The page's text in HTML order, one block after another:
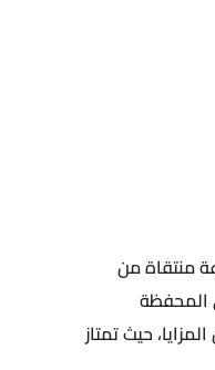
منتقاة من
المحفظة
حيث تمتاز